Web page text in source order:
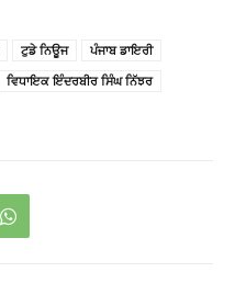
ਟੁਡੇ ਨਿਊਜ
ਪੰਜਾਬ ਡਾਇਰੀ
ਵਿਧਾਇਕ ਇੰਦਰਬੀਰ ਸਿੰਘ ਨਿੱਝਰ